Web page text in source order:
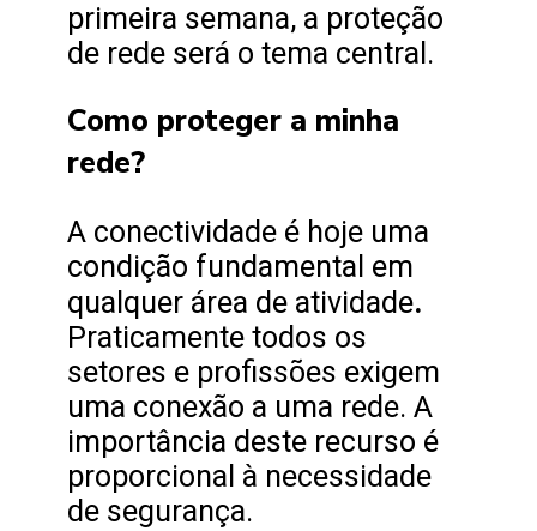
primeira semana, a proteção
de rede será o tema central.
Como proteger a minha
rede?
A conectividade é hoje uma
condição fundamental em
qualquer área de atividade.
Praticamente todos os
setores e profissões exigem
uma conexão a uma rede. A
importância deste recurso é
proporcional à necessidade
de segurança.